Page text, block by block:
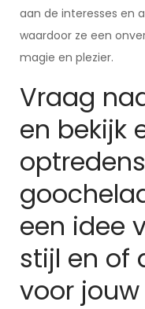
aan de interesses en
waardoor ze een
magie en plezier.
Vraag
en bekijk
een idee
stijl en of
voor